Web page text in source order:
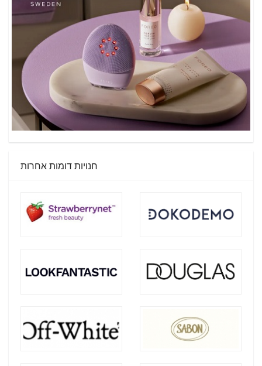
חנויות דומות אחרות